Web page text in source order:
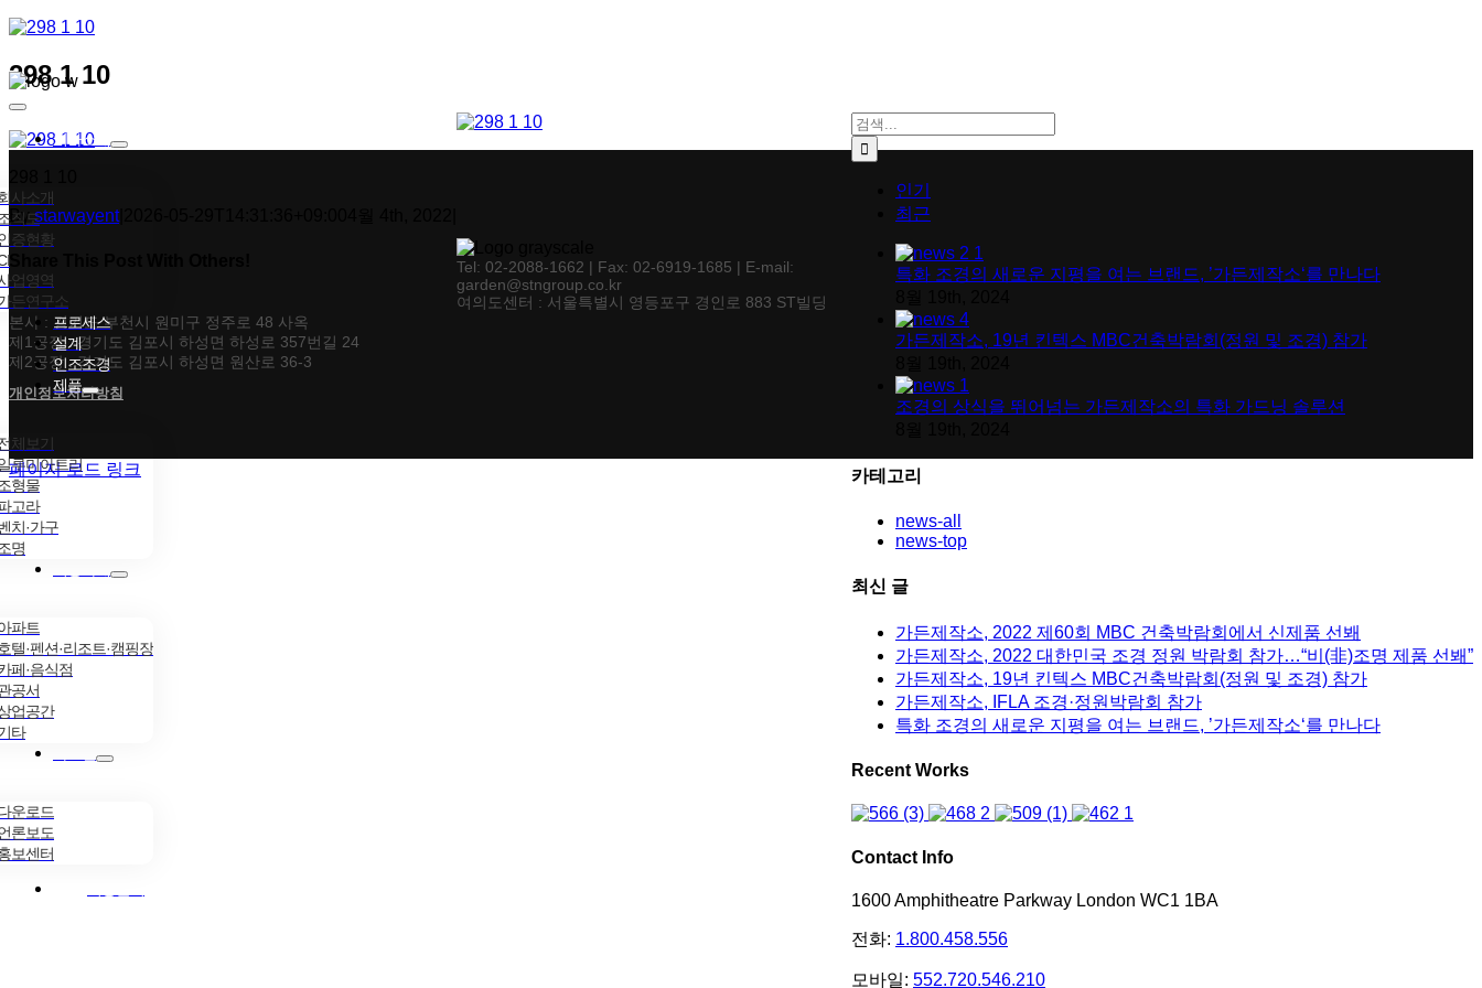
콘텐츠로
Toggle
Navigation
회사소개
사소개
직도
증현황
업영역
든연구소
프로세스
설계
인조조경
제품
체보기
루미아트리
형물
고라
치·가구
명
파트
텔·펜션·리조트·캠핑장
페·음식점
공서
업공간
타
운로드
론보도
보센터
298 1 10
Bystarwayent|
Facebook
X
Tumblr
Pinterest
이메일
검색:
인기
최근
특화 조경의 새로운 지평을 여는 브랜드, ’가든제작소‘를 만나다
가든제작소, 19년 킨텍스 MBC건축박람회(정원 및 조경) 참가
조경의 상식을 뛰어넘는 가든제작소의 특화 가드닝 솔루션
카테고리
news-all
news-top
최신 글
가든제작소, 2022 제60회 MBC 건축박람회에서 신제품 선봬
가든제작소, 2022 대한민국 조경 정원 박람회 참가…“비(非)조명 제품 선봬”
가든제작소, 19년 킨텍스 MBC건축박람회(정원 및 조경) 참가
가든제작소, IFLA 조경·정원박람회 참가
특화 조경의 새로운 지평을 여는 브랜드, ’가든제작소‘를 만나다
Recent Works
Contact Info
1600 Amphitheatre Parkway London WC1 1BA
전화: 1.800.458.556
모바일: 552.720.546.210
Tel: 02-2088-1662 | Fax: 02-6919-1685 | E-mail:
garden@stngroup.co.kr
여의도센터 : 서울특별시 영등포구 경인로 883 ST빌딩
본사 : 경기도 부천시 원미구 정주로 48 사옥
제1공장 : 경기도 김포시 하성면 하성로 357번길 24
제2공장 : 경기도 김포시 하성면 원산로 36-3
개인정보처리방침
페이지 로드 링크